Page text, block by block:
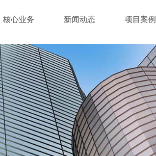
核心业务 新闻动态 项目案例